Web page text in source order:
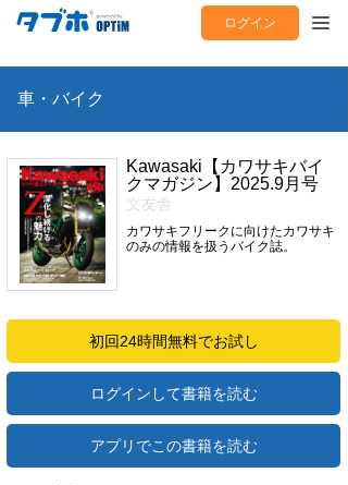
ログイン
車・バイク
Kawasaki【カワサキバイ
クマガジン】2025.9月号
文友舎
カワサキフリークに向けたカワサキ
のみの情報を扱うバイク誌。
初回24時間無料でお試し
ログインして書籍を読む
アプリでこの書籍を読む